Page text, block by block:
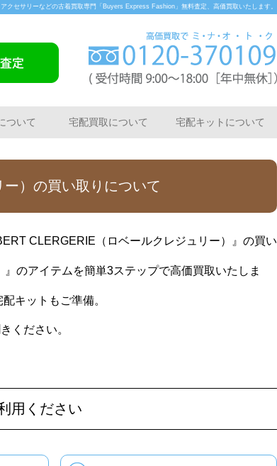
クセサリーなどの古着買取専門「Buyers Express Fashion」無料査定、高価買取いたします。
ついて 宅配買取について 宅配キットについて
）の買い取りについて
CLERGERIE（ロベールクレジュリー）』の買い
のアイテムを簡単3ステップで高価買取いたしま
キットもご準備。
ください。
用ください